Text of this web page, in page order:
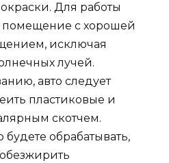
Для работы
помещение с хорошей
исключая
лучей.
авто следует
пластиковые и
скотчем.
будете обрабатывать,